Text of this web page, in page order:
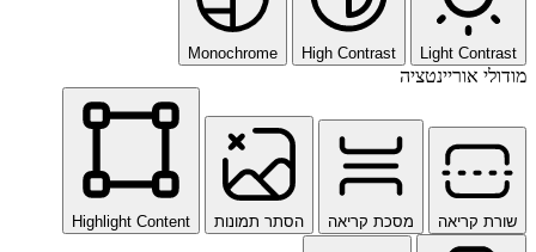
Light Contrast
High Contrast
Monochrome
מודולי אוריינטציה
שורת קריאה מסכת קריאה הסתר תמונות Highlight Content